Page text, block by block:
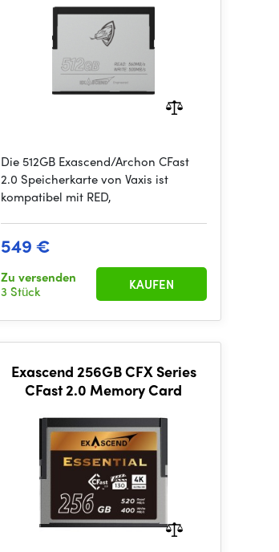
Die 512GB Exascend/Archon CFast
2.0 Speicherkarte von Vaxis ist
kompatibel mit RED,
549 €
Zu versenden
3 Stück
KAUFEN
Exascend 256GB CFX Series
CFast 2.0 Memory Card